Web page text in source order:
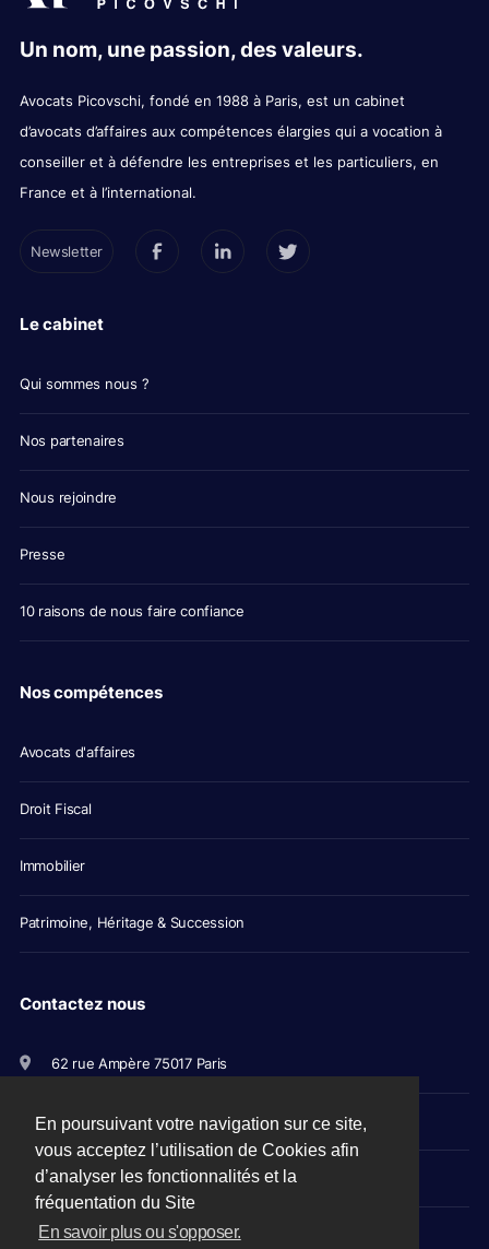
En poursuivant votre navigation sur ce site,
vous acceptez l’utilisation de Cookies afin
d’analyser les fonctionnalités et la
fréquentation du Site
En savoir plus ou s'opposer.
Un nom, une passion, des valeurs.
Avocats Picovschi, fondé en 1988 à Paris, est un cabinet
d’avocats d’affaires aux compétences élargies qui a vocation à
conseiller et à défendre les entreprises et les particuliers, en
France et à l’international.
Newsletter
Le cabinet
Qui sommes nous ?
Nos partenaires
Nous rejoindre
Presse
10 raisons de nous faire confiance
Nos compétences
Avocats d'affaires
Droit Fiscal
Immobilier
Patrimoine, Héritage & Succession
Contactez nous
62 rue Ampère 75017 Paris
+33(0)1 56 79 11 00
avocats@picovschi.com